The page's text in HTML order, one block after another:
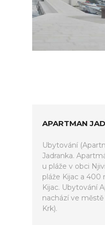
APARTMAN
Ubytování
Jadranka.
u pláže v obci
pláže Kijac a 400
Kijac. Ubytování
nachází ve
Krk).